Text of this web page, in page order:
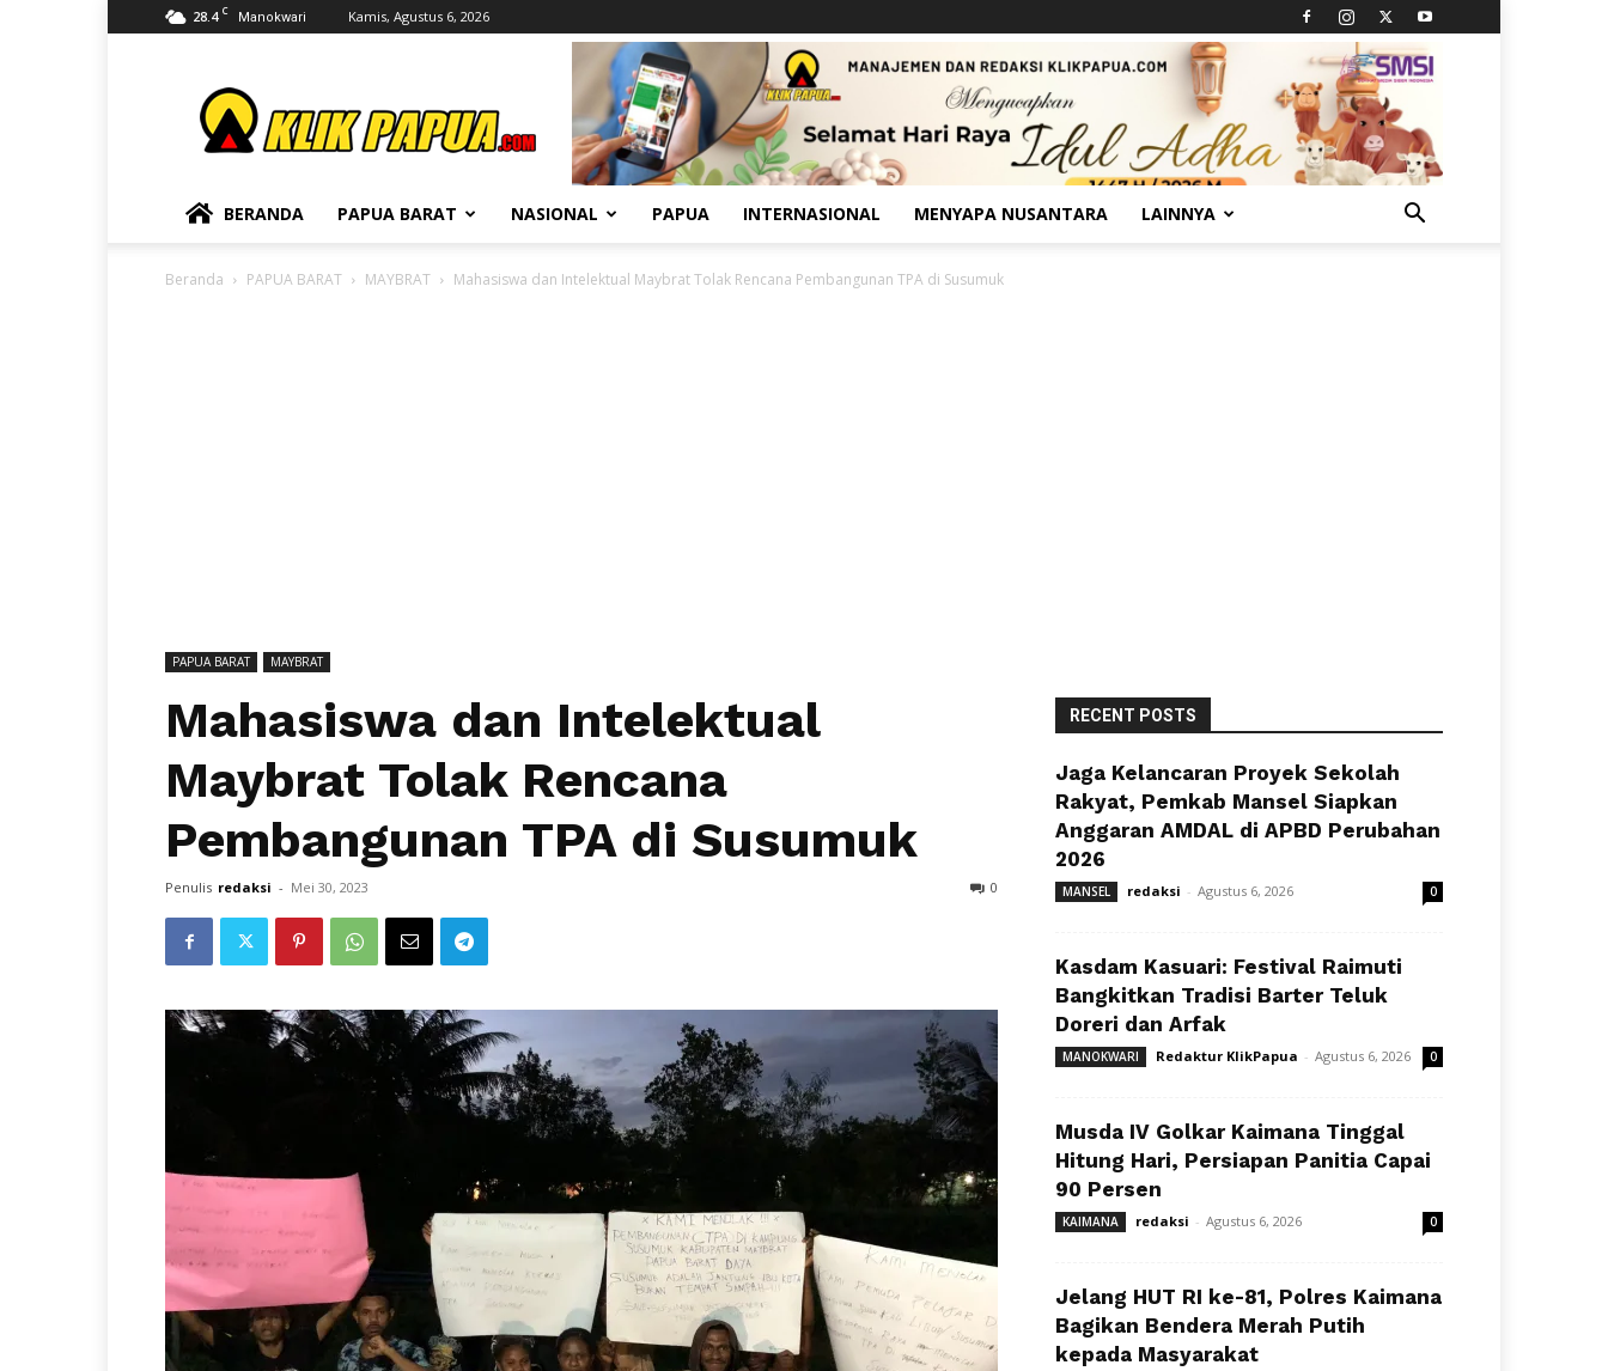
28.4 C Manokwari Kamis, Agustus 6, 2026
BERANDA PAPUA BARAT NASIONAL PAPUA INTERNASIONAL MENYAPA NUSANTARA LAINNYA
Beranda PAPUA BARAT MAYBRAT Mahasiswa dan Intelektual Maybrat Tolak Rencana Pembangunan TPA di Susumuk
PAPUA BARAT MAYBRAT
Mahasiswa dan Intelektual
Maybrat Tolak Rencana
Pembangunan TPA di Susumuk
Penulis redaksi - Mei 30, 2023 0
RECENT POSTS
Jaga Kelancaran Proyek Sekolah
Rakyat, Pemkab Mansel Siapkan
Anggaran AMDAL di APBD Perubahan
2026
MANSEL redaksi - Agustus 6, 2026 0
Kasdam Kasuari: Festival Raimuti
Bangkitkan Tradisi Barter Teluk
Doreri dan Arfak
MANOKWARI Redaktur KlikPapua - Agustus 6, 2026 0
Musda IV Golkar Kaimana Tinggal
Hitung Hari, Persiapan Panitia Capai
90 Persen
KAIMANA redaksi - Agustus 6, 2026 0
Jelang HUT RI ke-81, Polres Kaimana
Bagikan Bendera Merah Putih
kepada Masyarakat